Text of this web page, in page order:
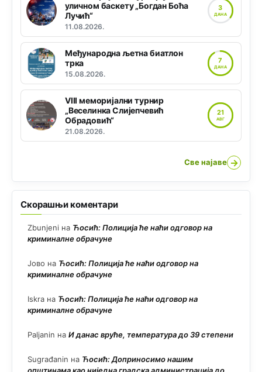
уличном баскету „Богдан Боћа
Лучић“
11.08.2026.
3
ДАНА
Међународна љетна биатлон
трка
15.08.2026.
7
ДАНА
VIII меморијални турнир
„Веселинка Слијепчевић
Обрадовић“
21.08.2026.
21
АВГ
Све најаве →
Скорашњи коментари
Zbunjeni на Ћосић: Полиција ће наћи одговор на
криминалне обрачуне
Јово на Ћосић: Полиција ће наћи одговор на
криминалне обрачуне
Iskra на Ћосић: Полиција ће наћи одговор на
криминалне обрачуне
Paljanin на И данас вруће, температура до 39 степени
Sugrađanin на Ћосић: Доприносимо нашим
општинама као ниједна градска администрација до